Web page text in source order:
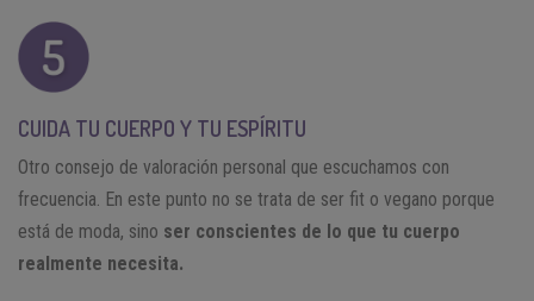
CUIDA TU CUERPO Y TU ESPÍRITU
Otro consejo de valoración personal que escuchamos con
frecuencia. En este punto no se trata de ser fit o vegano porque
está de moda, sino ser conscientes de lo que tu cuerpo
realmente necesita.